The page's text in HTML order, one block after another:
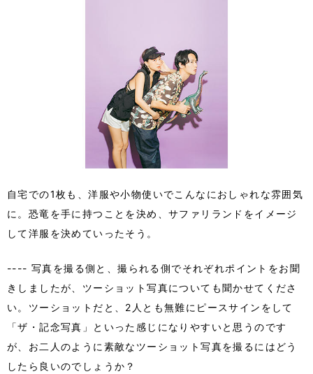
自宅での1枚も、洋服や小物使いでこんなにおしゃれな雰囲気
に。恐竜を手に持つことを決め、サファリランドをイメージ
して洋服を決めていったそう。
---- 写真を撮る側と、撮られる側でそれぞれポイントをお聞
きしましたが、ツーショット写真についても聞かせてくださ
い。ツーショットだと、2人とも無難にピースサインをして
「ザ・記念写真」といった感じになりやすいと思うのです
が、お二人のように素敵なツーショット写真を撮るにはどう
したら良いのでしょうか？